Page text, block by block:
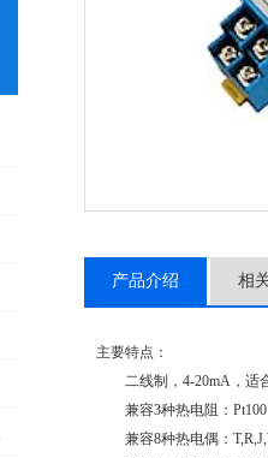
产品介绍 相
主要特点：
二线制，4-20mA，适
兼容3种热电阻：Pt100
兼容8种热电偶：